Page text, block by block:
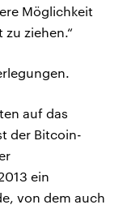
Möglichkeit
ziehen.“
auf das
der Bitcoin-
ein
von dem auch